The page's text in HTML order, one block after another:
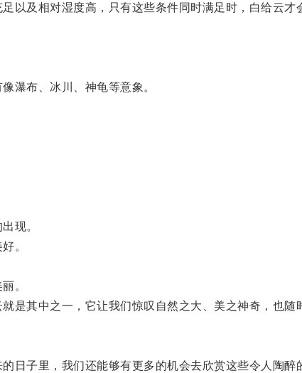
及相对湿度高，只有这些条件同时满足时，白给云才
瀑布、冰川、神龟等意象。
现。
。
。
其中之一，它让我们惊叹自然之大、美之神奇，也随
子里，我们还能够有更多的机会去欣赏这些令人陶醉